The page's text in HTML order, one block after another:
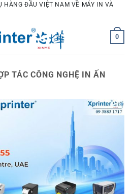
HÀNG ĐẦU VIỆT NAM VỀ MÁY IN VÀ
0
TÁC CÔNG NGHỆ IN ẤN